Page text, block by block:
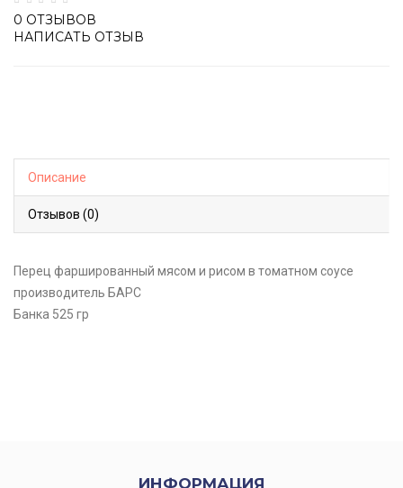
0 ОТЗЫВОВ
НАПИСАТЬ ОТЗЫВ
Описание
Отзывов (0)
Перец фаршированный мясом и рисом в томатном соусе
производитель БАРС
Банка 525 гр
ИНФОРМАЦИЯ